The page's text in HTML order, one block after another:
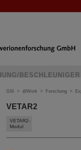
BESCHLEUNIGER
GSI > @Work > Forschung >
VETAR2
VETAR2-
Modul